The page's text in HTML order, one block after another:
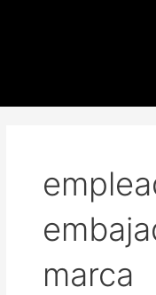
marca